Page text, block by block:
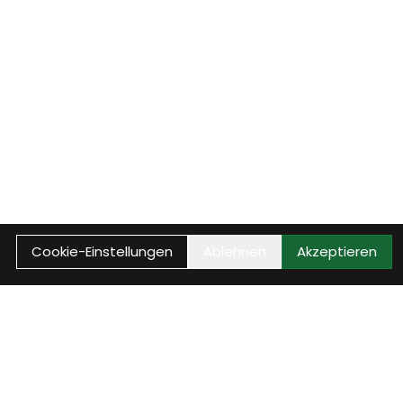
Cookie-Einstellungen Akzeptieren